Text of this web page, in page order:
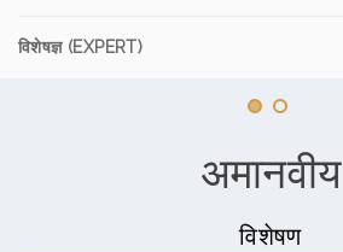
विशेषज्ञ (EXPERT)
अमानवीय
विशेषण